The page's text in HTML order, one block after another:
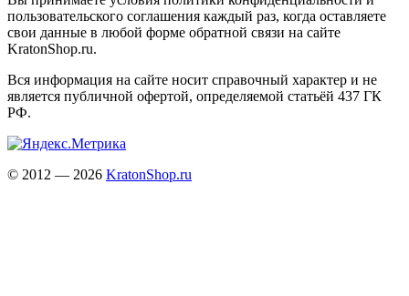
пользовательского соглашения каждый раз, когда оставляете
свои данные в любой форме обратной связи на сайте
KratonShop.ru.
Вся информация на сайте носит справочный характер и не
является публичной офертой, определяемой статьёй 437 ГК
РФ.
© 2012 — 2026 KratonShop.ru